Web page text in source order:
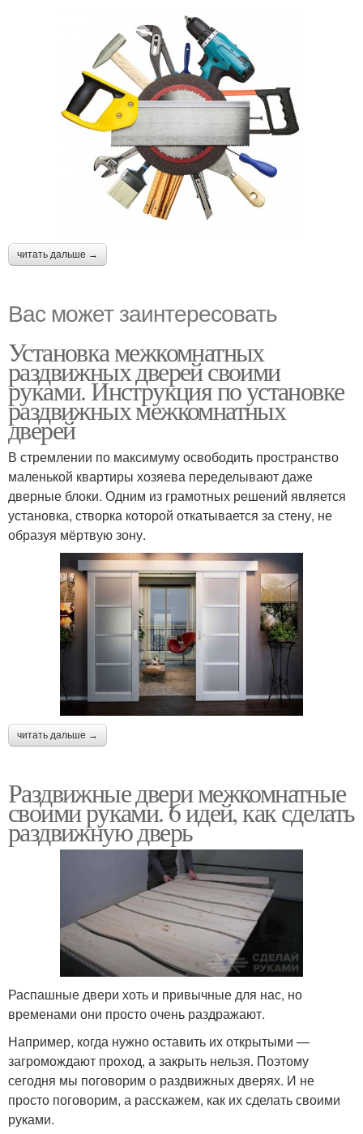
читать дальше →
Вас может заинтересовать
Установка межкомнатных
раздвижных дверей своими
руками. Инструкция по установке
раздвижных межкомнатных
дверей
В стремлении по максимуму освободить пространство
маленькой квартиры хозяева переделывают даже
дверные блоки. Одним из грамотных решений является
установка, створка которой откатывается за стену, не
образуя мёртвую зону.
читать дальше →
Раздвижные двери межкомнатные
своими руками. 6 идей, как сделать
раздвижную дверь
Распашные двери хоть и привычные для нас, но
временами они просто очень раздражают.
Например, когда нужно оставить их открытыми —
загромождают проход, а закрыть нельзя. Поэтому
сегодня мы поговорим о раздвижных дверях. И не
просто поговорим, а расскажем, как их сделать своими
руками.